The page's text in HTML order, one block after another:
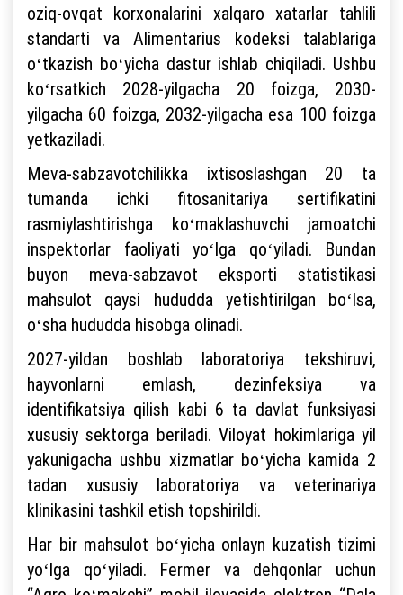
oziq-ovqat korxonalarini xalqaro xatarlar tahlili
standarti va Alimentarius kodeksi talablariga
oʻtkazish boʻyicha dastur ishlab chiqiladi. Ushbu
koʻrsatkich 2028-yilgacha 20 foizga, 2030-
yilgacha 60 foizga, 2032-yilgacha esa 100 foizga
yetkaziladi.
Meva-sabzavotchilikka ixtisoslashgan 20 ta
tumanda ichki fitosanitariya sertifikatini
rasmiylashtirishga koʻmaklashuvchi jamoatchi
inspektorlar faoliyati yoʻlga qoʻyiladi. Bundan
buyon meva-sabzavot eksporti statistikasi
mahsulot qaysi hududda yetishtirilgan boʻlsa,
oʻsha hududda hisobga olinadi.
2027-yildan boshlab laboratoriya tekshiruvi,
hayvonlarni emlash, dezinfeksiya va
identifikatsiya qilish kabi 6 ta davlat funksiyasi
xususiy sektorga beriladi. Viloyat hokimlariga yil
yakunigacha ushbu xizmatlar boʻyicha kamida 2
tadan xususiy laboratoriya va veterinariya
klinikasini tashkil etish topshirildi.
Har bir mahsulot boʻyicha onlayn kuzatish tizimi
yoʻlga qoʻyiladi. Fermer va dehqonlar uchun